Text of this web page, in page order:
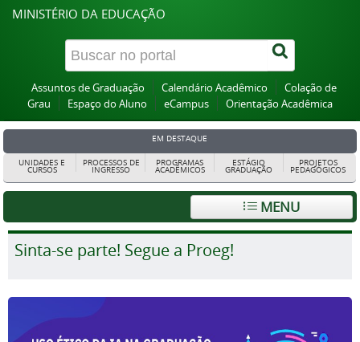
MINISTÉRIO DA EDUCAÇÃO
Assuntos de Graduação Calendário Acadêmico
Colação de
Grau
Espaço do Aluno eCampus Orientação Acadêmica
EM DESTAQUE
UNIDADES E
CURSOS
PROCESSOS DE
INGRESSO
PROGRAMAS
ACADÊMICOS
ESTÁGIO
GRADUAÇÃO
PROJETOS
PEDAGÓGICOS
MENU
Sinta-se parte! Segue a Proeg!